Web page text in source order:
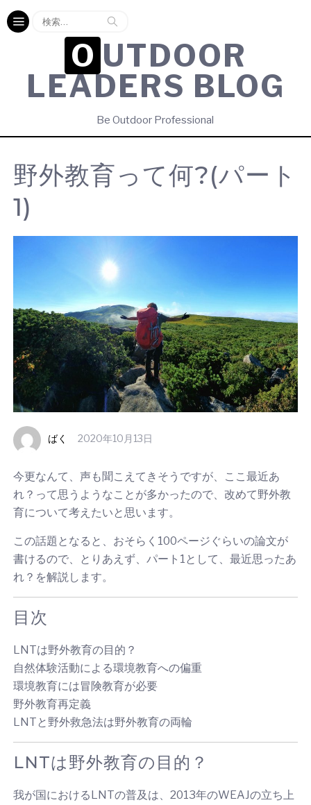
検
OUTDOOR
LEADERS BLOG
Be Outdoor Professional
野外教育って何?(パート
1)
ばく 2020年10月13日
今更なんて、声も聞こえてきそうですが、ここ最近あ
れ？って思うようなことが多かったので、改めて野外教
育について考えたいと思います。
この話題となると、おそらく100ページぐらいの論文が
書けるので、とりあえず、パート1として、最近思ったあ
れ？を解説します。
目次
LNTは野外教育の目的？
自然体験活動による環境教育への偏重
環境教育には冒険教育が必要
野外教育再定義
LNTと野外救急法は野外教育の両輪
LNTは野外教育の目的？
我が国におけるLNTの普及は、2013年のWEAJの立ち上